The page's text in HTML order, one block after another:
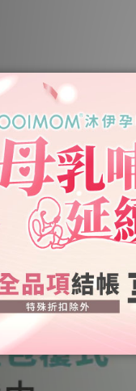
，保持衛生。